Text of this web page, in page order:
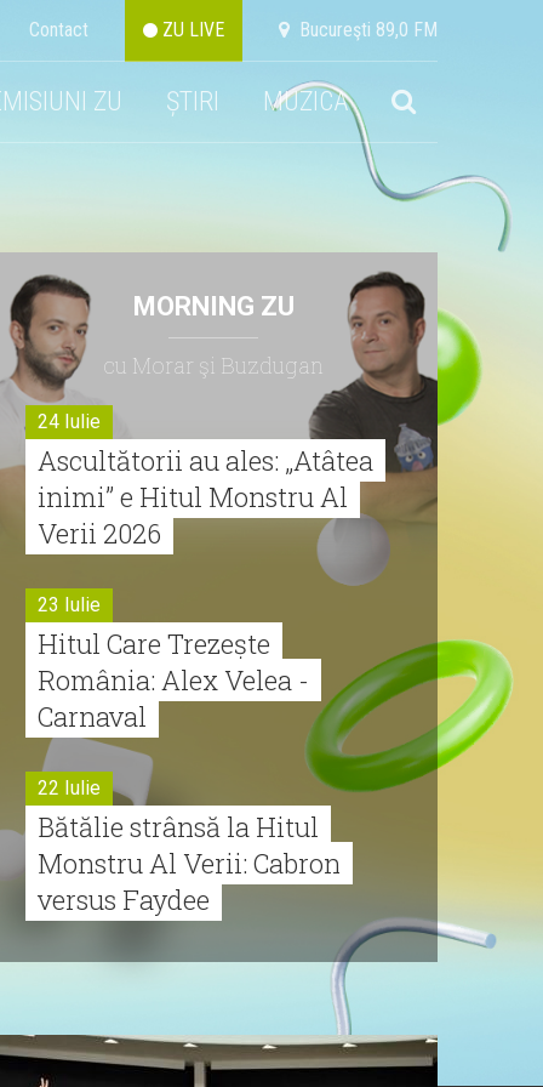
Contact ZU LIVE Bucureşti 89,0 FM
ZU ȘTIRI MUZICA
MORNING ZU
cu Morar şi Buzdugan
24 Iulie
Ascultătorii au ales: „Atâtea
inimi” e Hitul Monstru Al
Verii 2026
23 Iulie
Hitul Care Trezește
România: Alex Velea -
Carnaval
22 Iulie
Bătălie strânsă la Hitul
Monstru Al Verii: Cabron
versus Faydee
Cabron vine cu Hitul